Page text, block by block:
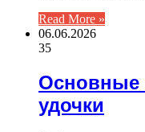
Read More »
06.06.2026
35
Основные
удочки